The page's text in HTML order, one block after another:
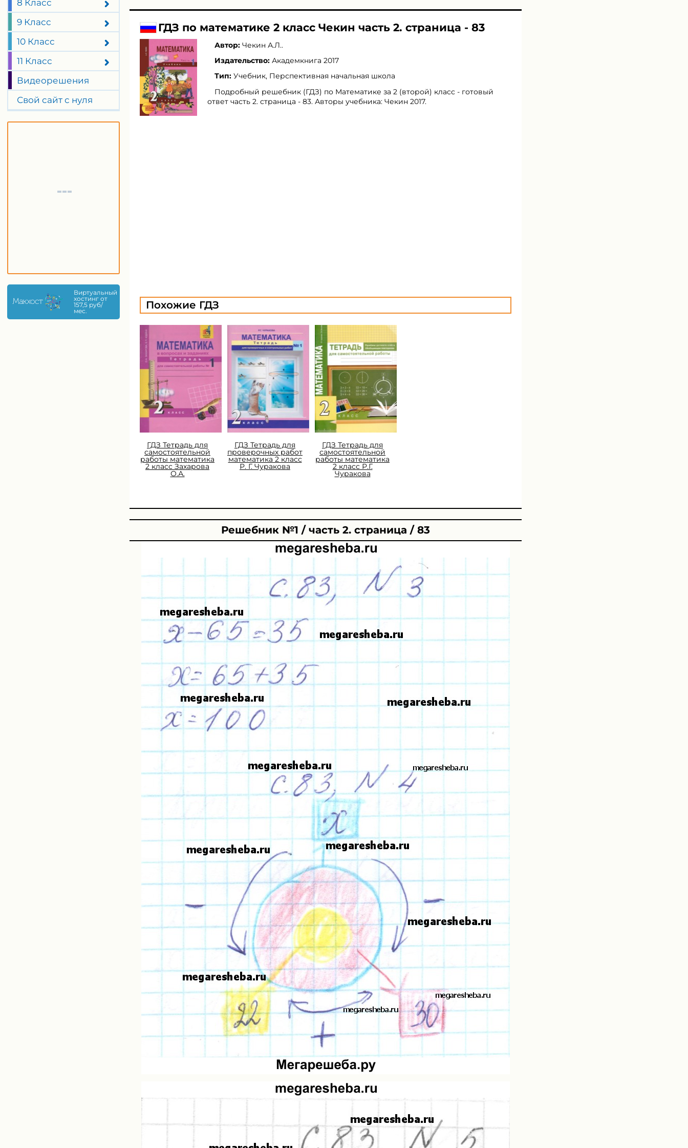
8 Класс
9 Класс
10 Класс
11 Класс
Видеорешения
Свой сайт с нуля
Виртуальный
хостинг от
157,5 руб/
мес.
ГДЗ по математике 2 класс Чекин часть 2. страница - 83
Автор: Чекин А.Л..
Издательство: Академкнига 2017
Тип: Учебник, Перспективная начальная школа
Подробный решебник (ГДЗ) по Математике за 2 (второй) класс - готовый
ответ часть 2. страница - 83. Авторы учебника: Чекин 2017.
Похожие ГДЗ
ГДЗ Тетрадь для
самостоятельной
работы математика
2 класс Захарова
О.А.
ГДЗ Тетрадь для
проверочных работ
математика 2 класс
Р. Г. Чуракова
ГДЗ Тетрадь для
самостоятельной
работы математика
2 класс Р.Г.
Чуракова
Решебник №1 / часть 2. страница / 83